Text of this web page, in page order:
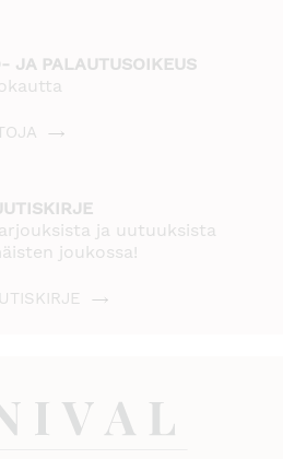
JA PALAUTUSOIKEUS
ja uutuuksista
joukossa!